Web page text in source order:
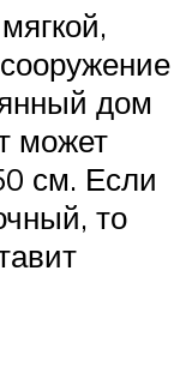
дом
может
см. Если
то